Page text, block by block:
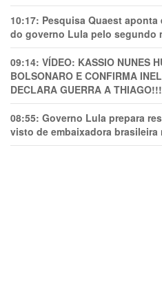
10:17: Pesquisa Quaest
do governo Lula pelo segundo
09:14: VÍDEO: KASSIO NUNES
BOLSONARO E CONFIRMA
DECLARA GUERRA A THIAGO!!!
08:55: Governo Lula prepara
visto de embaixadora brasileira